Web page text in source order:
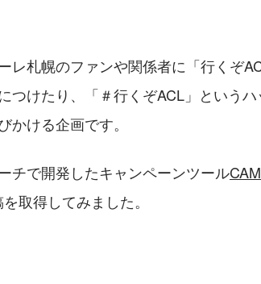
レ札幌のファンや関係者に「行くぞ
つけたり、「＃行くぞACL」というハ
ける企画です。
チで開発したキャンペーンツール
取得してみました。